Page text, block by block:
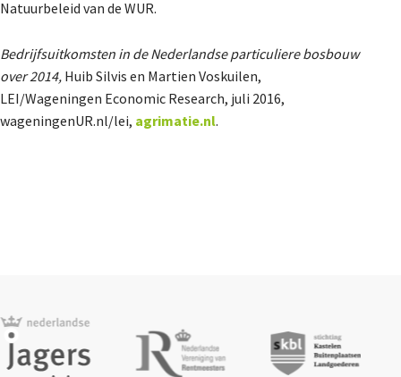
Natuurbeleid van de WUR.
Bedrijfsuitkomsten in de Nederlandse particuliere bosbouw
over 2014, Huib Silvis en Martien Voskuilen,
LEI/Wageningen Economic Research, juli 2016,
wageningenUR.nl/lei, agrimatie.nl.